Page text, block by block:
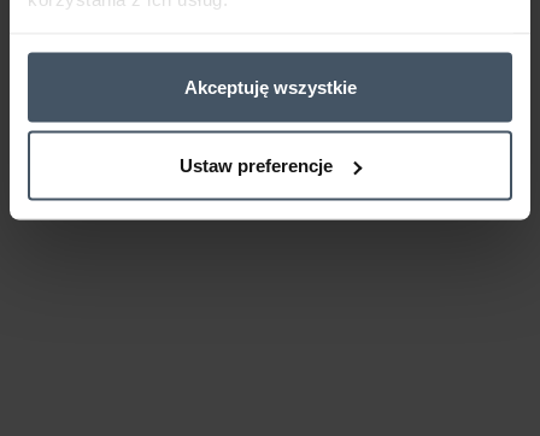
Akceptuję wszystkie
Ustaw preferencje